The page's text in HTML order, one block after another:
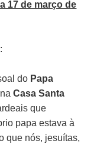
17 de março de
do Papa
naCasa Santa
que
papa estava à
que nós, jesuítas,